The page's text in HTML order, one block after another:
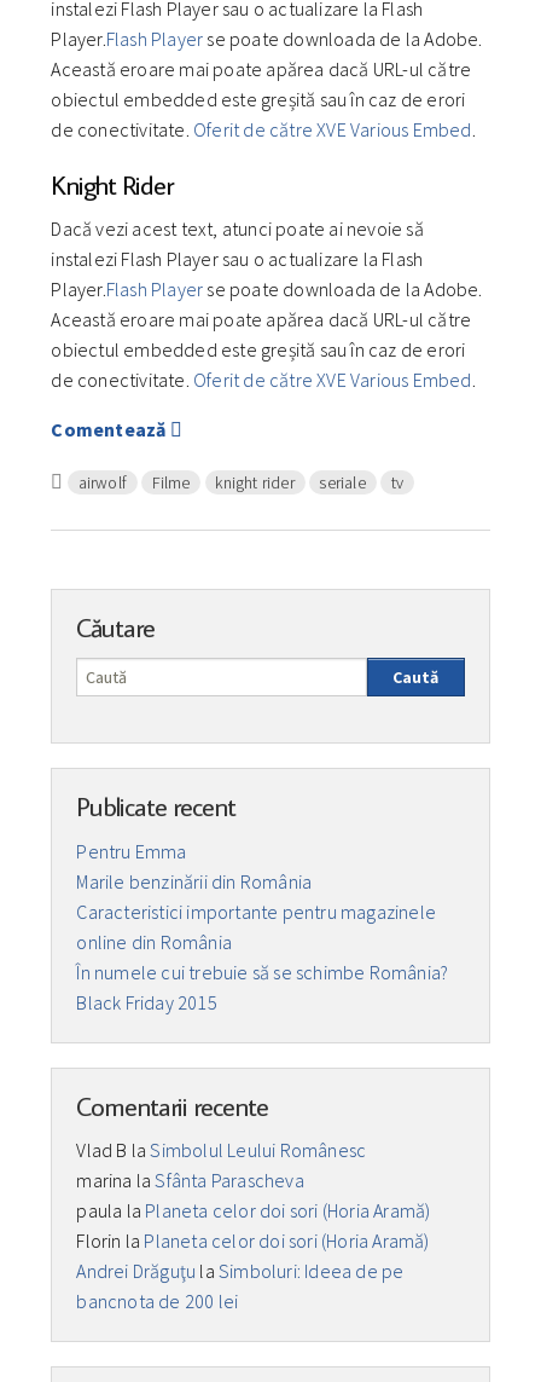
instalezi Flash Player sau o actualizare la Flash
Player.Flash Playerse poate downloada de la Adobe.
Această eroare mai poate apărea dacă URL-ul către
obiectul embedded este greșită sau în caz de erori
de conectivitate. Oferit de către XVE Various Embed.
Knight Rider
Dacă vezi acest text, atunci poate ai nevoie să
instalezi Flash Player sau o actualizare la Flash
Player.Flash Playerse poate downloada de la Adobe.
Această eroare mai poate apărea dacă URL-ul către
obiectul embedded este greșită sau în caz de erori
de conectivitate. Oferit de către XVE Various Embed.
Comentează
airwolf Filme knight rider seriale tv
Căutare
Caută
Publicate recent
Pentru Emma
Marile benzinării din România
Caracteristici importante pentru magazinele
online din România
În numele cui trebuie să se schimbe România?
Black Friday 2015
Comentarii recente
Vlad B laSimbolul Leului Românesc
marina laSfânta Parascheva
paula la Planeta celor doi sori (Horia Aramă)
Florin la Planeta celor doi sori (Horia Aramă)
Andrei Drăguţu laSimboluri: Ideea de pe
bancnota de 200 lei